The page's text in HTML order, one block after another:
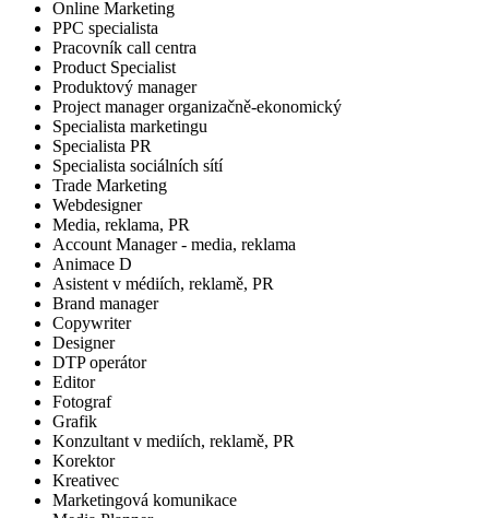
Online Marketing
PPC specialista
Pracovník call centra
Product Specialist
Produktový manager
Project manager organizačně-ekonomický
Specialista marketingu
Specialista PR
Specialista sociálních sítí
Trade Marketing
Webdesigner
Media, reklama, PR
Account Manager - media, reklama
Animace D
Asistent v médiích, reklamě, PR
Brand manager
Copywriter
Designer
DTP operátor
Editor
Fotograf
Grafik
Konzultant v mediích, reklamě, PR
Korektor
Kreativec
Marketingová komunikace